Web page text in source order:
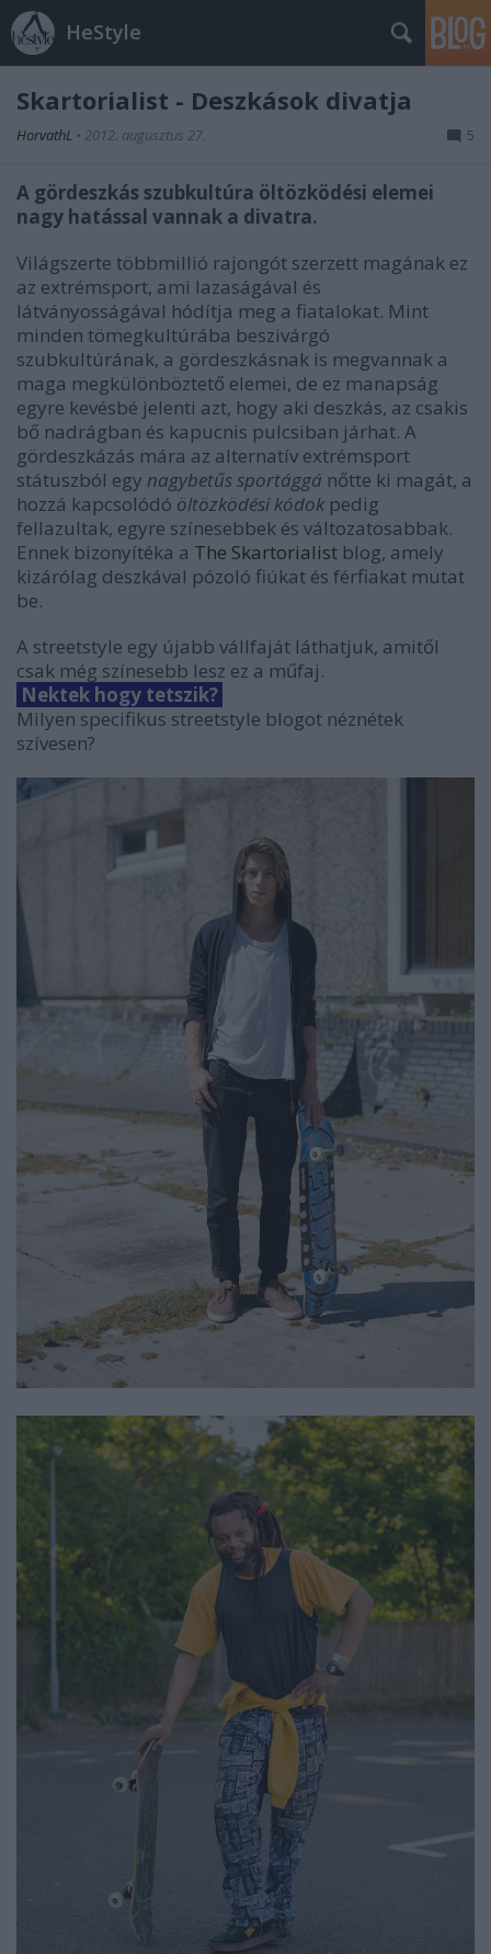
HeStyle
Skartorialist - Deszkások divatja
HorvathL • 2012. augusztus 27. 5
A gördeszkás szubkultúra öltözködési elemei
nagy hatással vannak a divatra.
Világszerte többmillió rajongót szerzett magának ez
az extrémsport, ami lazaságával és
látványosságával hódítja meg a fiatalokat. Mint
minden tömegkultúrába beszivárgó
szubkultúrának, a gördeszkásnak is megvannak a
maga megkülönböztető elemei, de ez manapság
egyre kevésbé jelenti azt, hogy aki deszkás, az csakis
bő nadrágban és kapucnis pulcsiban járhat. A
gördeszkázás mára az alternatív extrémsport
státuszból egy nagybetűs sportággá nőtte ki magát, a
hozzá kapcsolódó öltözködési kódok pedig
fellazultak, egyre színesebbek és változatosabbak.
Ennek bizonyítéka a The Skartorialist blog, amely
kizárólag deszkával pózoló fiúkat és férfiakat mutat
be.
A streetstyle egy újabb vállfaját láthatjuk, amitől
csak még színesebb lesz ez a műfaj.
Nektek hogy tetszik?
Milyen specifikus streetstyle blogot néznétek
szívesen?